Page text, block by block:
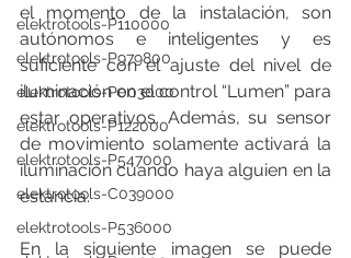
elektrotools-P110000
elektrotools-P979800
elektrotools-P003000
elektrotools-P122000
elektrotools-P547000
elektrotools-C039000
elektrotools-P536000
el momento de la instalación, son
autónomos e inteligentes y es
suficiente con el ajuste del nivel de
iluminación en el control “Lumen” para
estar operativos. Además, su sensor
de movimiento solamente activará la
iluminación cuando haya alguien en la
estancia.
En la siguiente imagen se puede